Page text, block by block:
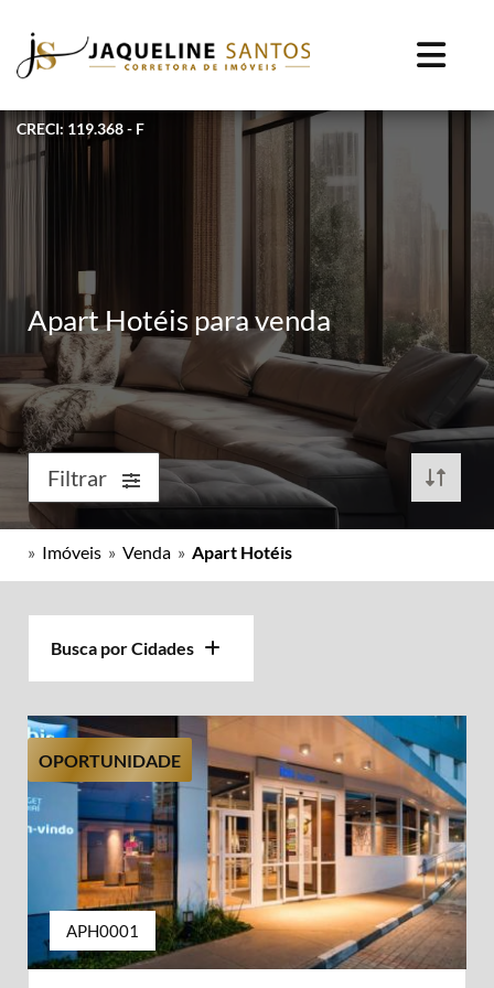
CRECI: 119.368 - F
Apart Hotéis para venda
Filtrar
» Imóveis » Venda » Apart Hotéis
Busca por Cidades
OPORTUNIDADE
APH0001